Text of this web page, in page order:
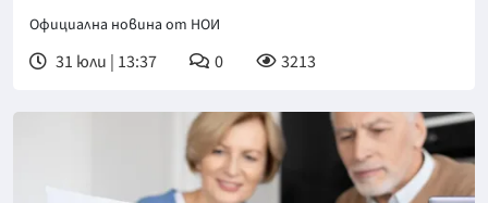
Официална новина от НОИ
31 юли | 13:37 0 3213